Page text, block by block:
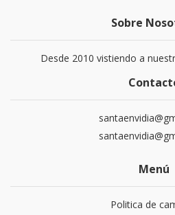
Sobre
Desde 2010 vistiendo a
Menú
Politica de